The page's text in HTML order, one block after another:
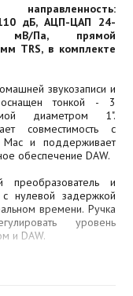
направленность:
дБ, АЦП-ЦАП 24-
мВ/Па, прямой
TRS, в комплекте
звукозаписи и
оснащен тонкой - 3
диаметром 1".
совместимость с
и поддерживает
обеспечение DAW.
преобразователь и
нулевой задержкой
времени. Ручка
уровень
и DAW.